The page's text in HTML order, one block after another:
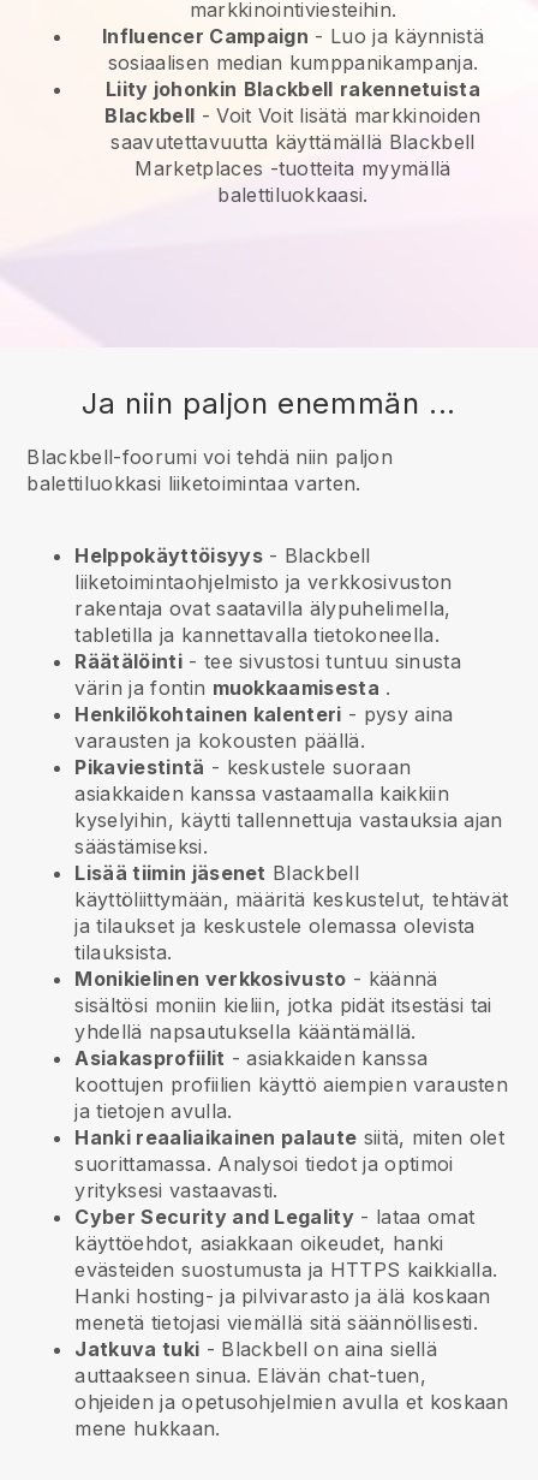
markkinointiviesteihin.
Influencer Campaign - Luo ja käynnistä
sosiaalisen median kumppanikampanja.
Liity johonkin Blackbell rakennetuista
Blackbell - Voit Voit lisätä markkinoiden
saavutettavuutta käyttämällä Blackbell
Marketplaces -tuotteita myymällä
balettiluokkaasi.
Ja niin paljon enemmän ...
Blackbell-foorumi voi tehdä niin paljon
balettiluokkasi liiketoimintaa varten.
Helppokäyttöisyys- Blackbell
liiketoimintaohjelmisto ja verkkosivuston
rakentaja ovat saatavilla älypuhelimella,
tabletilla ja kannettavalla tietokoneella.
Räätälöinti- tee sivustosi tuntuu sinusta
värin ja fontin muokkaamisesta .
Henkilökohtainen kalenteri - pysy aina
varausten ja kokousten päällä.
Pikaviestintä - keskustele suoraan
asiakkaiden kanssa vastaamalla kaikkiin
kyselyihin, käytti tallennettuja vastauksia ajan
säästämiseksi.
Lisää tiimin jäsenet Blackbell
käyttöliittymään, määritä keskustelut, tehtävät
ja tilaukset ja keskustele olemassa olevista
tilauksista.
Monikielinen verkkosivusto - käännä
sisältösi moniin kieliin, jotka pidät itsestäsi tai
yhdellä napsautuksella kääntämällä.
Asiakasprofiilit - asiakkaiden kanssa
koottujen profiilien käyttö aiempien varausten
ja tietojen avulla.
Hanki reaaliaikainen palaute siitä, miten olet
suorittamassa. Analysoi tiedot ja optimoi
yrityksesi vastaavasti.
Cyber Security and Legality - lataa omat
käyttöehdot, asiakkaan oikeudet, hanki
evästeiden suostumusta ja HTTPS kaikkialla.
Hanki hosting- ja pilvivarasto ja älä koskaan
menetä tietojasi viemällä sitä säännöllisesti.
Jatkuva tuki - Blackbell on aina siellä
auttaakseen sinua. Elävän chat-tuen,
ohjeiden ja opetusohjelmien avulla et koskaan
mene hukkaan.